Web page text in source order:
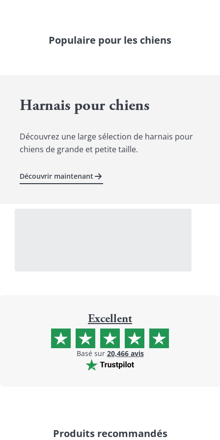
Populaire pour les chiens
Harnais pour chiens
Découvrez une large sélection de harnais pour
chiens de grande et petite taille.
Découvrir maintenant
Excellent
Basé sur 20,466 avis
Produits recommandés